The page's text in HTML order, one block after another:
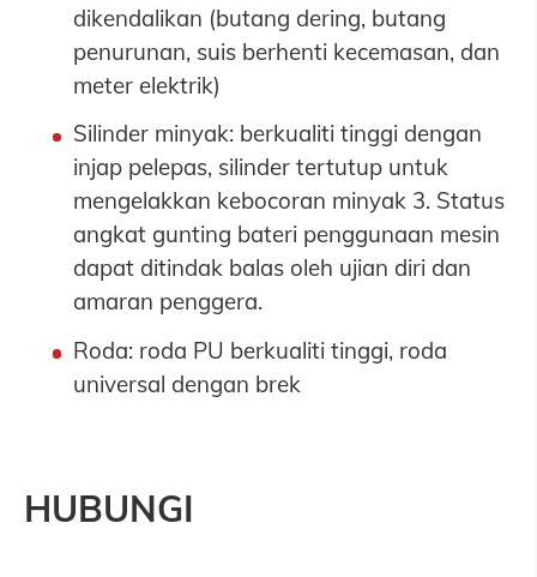
dikendalikan (butang dering, butang
penurunan, suis berhenti kecemasan, dan
meter elektrik)
Silinder minyak: berkualiti tinggi dengan
injap pelepas, silinder tertutup untuk
mengelakkan kebocoran minyak 3. Status
angkat gunting bateri penggunaan mesin
dapat ditindak balas oleh ujian diri dan
amaran penggera.
Roda: roda PU berkualiti tinggi, roda
universal dengan brek
HUBUNGI